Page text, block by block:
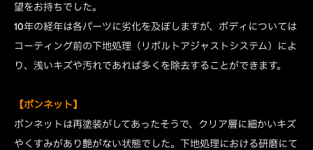
望をお持ちでした。
10年の経年は各パーツに劣化を及ぼしますが、ボディについては
コーティング前の下地処理（リボルトアジャストシステム）によ
り、浅いキズや汚れであれば多くを除去することができます。
【ボンネット】
ボンネットは再塗装がしてあったそうで、クリア層に細かいキズ
やくすみがあり艶がない状態でした。下地処理における研磨にて